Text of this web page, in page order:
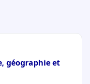
géographie et